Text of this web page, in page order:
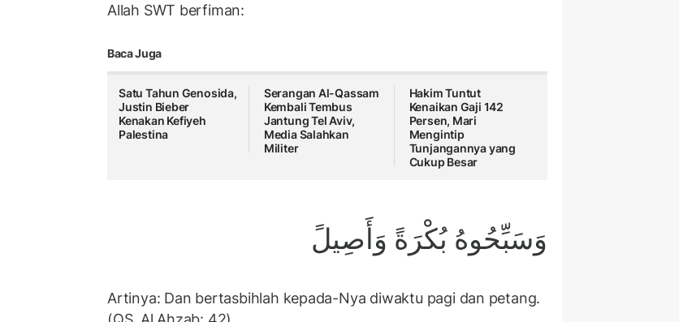
Allah SWT berfiman:
Baca Juga
Satu Tahun Genosida,
Justin Bieber
Kenakan Kefiyeh
Palestina
Serangan Al-Qassam
Kembali Tembus
Jantung Tel Aviv,
Media Salahkan
Militer
Hakim Tuntut
Kenaikan Gaji 142
Persen, Mari
Mengintip
Tunjangannya yang
Cukup Besar
وَسَبِّحُوهُ بُكْرَةً وَأَصِيلً
Artinya: Dan bertasbihlah kepada-Nya diwaktu pagi dan petang.